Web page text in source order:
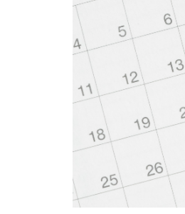
30
de
mayo
con
plazas
libres